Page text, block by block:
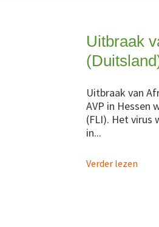
Uitbraak
Uitbraak van
AVP in Hessen
(FLI). Het virus
in...
Verder lezen